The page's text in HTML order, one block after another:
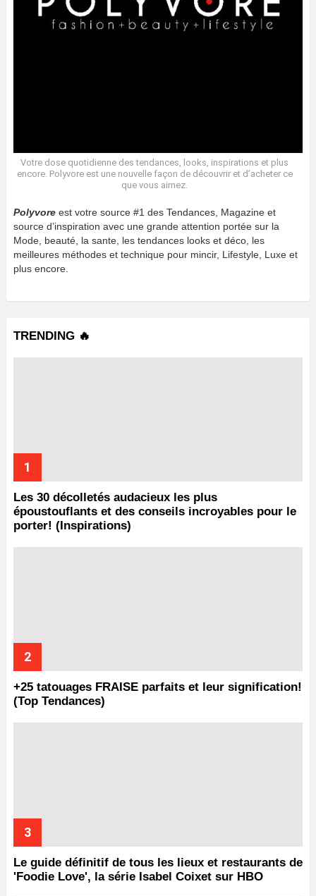
Votre dose quotidienne des tendances, looks, inspirations et plus
encore. Polyvore est une nouvelle façon de découvrir et d’acheter ce
que vous aimez.
Polyvore est votre source #1 des Tendances, Magazine et
source d’inspiration avec une grande attention portée sur la
Mode, beauté, la sante, les tendances looks et déco, les
meilleures méthodes et technique pour mincir, Lifestyle, Luxe et
plus encore.
TRENDING 🔥
Les 30 décolletés audacieux les plus
époustouflants et des conseils incroyables pour le
porter! (Inspirations)
+25 tatouages ​​FRAISE parfaits et leur signification!
(Top Tendances)
Le guide définitif de tous les lieux et restaurants de
'Foodie Love', la série Isabel Coixet sur HBO